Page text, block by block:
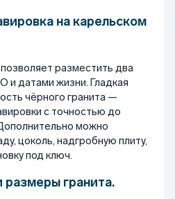
на карельском
разместить два
и датами жизни. Гладкая
чёрного гранита —
с точностью до
можно
цоколь, надгробную плиту,
под ключ.
размеры гранита.